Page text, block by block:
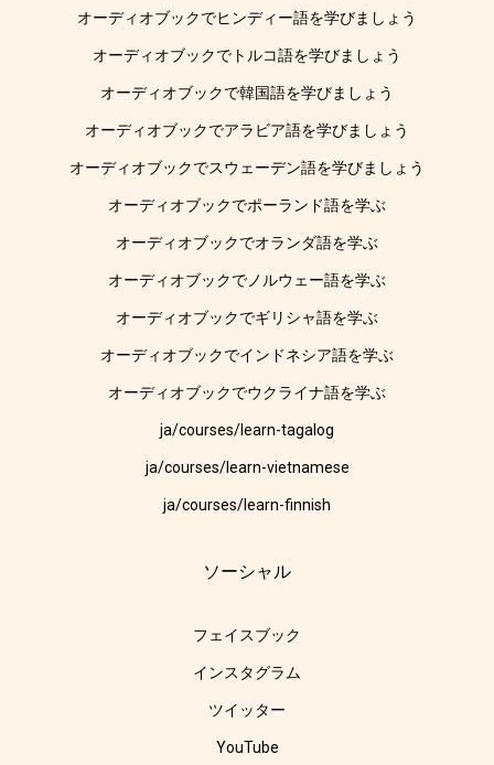
オーディオブックでヒンディー語を学びましょう
オーディオブックでトルコ語を学びましょう
オーディオブックで韓国語を学びましょう
オーディオブックでアラビア語を学びましょう
オーディオブックでスウェーデン語を学びましょう
オーディオブックでポーランド語を学ぶ
オーディオブックでオランダ語を学ぶ
オーディオブックでノルウェー語を学ぶ
オーディオブックでギリシャ語を学ぶ
オーディオブックでインドネシア語を学ぶ
オーディオブックでウクライナ語を学ぶ
ja/courses/learn-tagalog
ja/courses/learn-vietnamese
ja/courses/learn-finnish
ソーシャル
フェイスブック
インスタグラム
ツイッター
YouTube